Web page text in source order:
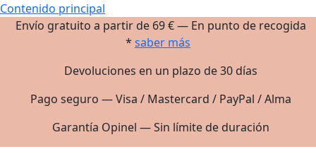
Contenido principal
Envío gratuito a partir de 69 € — En punto de recogida
* saber más
Devoluciones en un plazo de 30 días
Pago seguro — Visa / Mastercard / PayPal / Alma
Garantía Opinel — Sin límite de duración